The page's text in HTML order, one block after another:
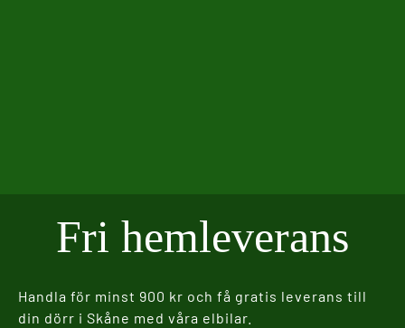
Fri hemleverans
Handla för minst 900 kr och få gratis leverans till
din dörr i Skåne med våra elbilar.